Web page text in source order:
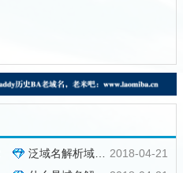
2018-04-21
泛域名解析域名域名解析的区别？